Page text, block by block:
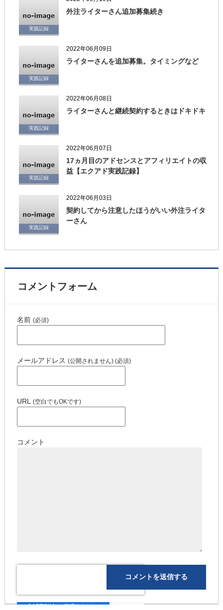
実践記録
外注ライターさん追加募集続き
実践記録
2022年06月09日
ライターさんを追加募集。タイミングなど
実践記録
2022年06月08日
ライターさんと継続契約するときはドキドキ
実践記録
2022年06月07日
17ヵ月目のアドセンスとアフィリエイトの収
益【エクアド実践記録】
実践記録
2022年06月03日
契約してから注意したほうがいい外注ライタ
ーさん
コメントフォーム
名前 (必須)
メールアドレス (公開されません) (必須)
URL (空白でもOKです)
コメント